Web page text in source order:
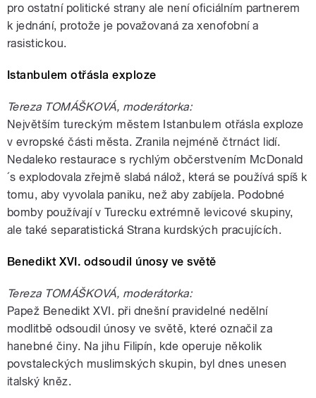
pro ostatní politické strany ale není oficiálním partnerem
k jednání, protože je považovaná za xenofobní a
rasistickou.
Istanbulem otřásla exploze
Tereza TOMÁŠKOVÁ, moderátorka:
Největším tureckým městem Istanbulem otřásla exploze
v evropské části města. Zranila nejméně čtrnáct lidí.
Nedaleko restaurace s rychlým občerstvením McDonald
´s explodovala zřejmě slabá nálož, která se používá spíš k
tomu, aby vyvolala paniku, než aby zabíjela. Podobné
bomby používají v Turecku extrémně levicové skupiny,
ale také separatistická Strana kurdských pracujících.
Benedikt XVI. odsoudil únosy ve světě
Tereza TOMÁŠKOVÁ, moderátorka:
Papež Benedikt XVI. při dnešní pravidelné nedělní
modlitbě odsoudil únosy ve světě, které označil za
hanebné činy. Na jihu Filipín, kde operuje několik
povstaleckých muslimských skupin, byl dnes unesen
italský kněz.